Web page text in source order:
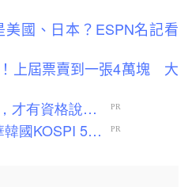
國、日本？ESPN名記看
上屆票賣到一張4萬塊 大